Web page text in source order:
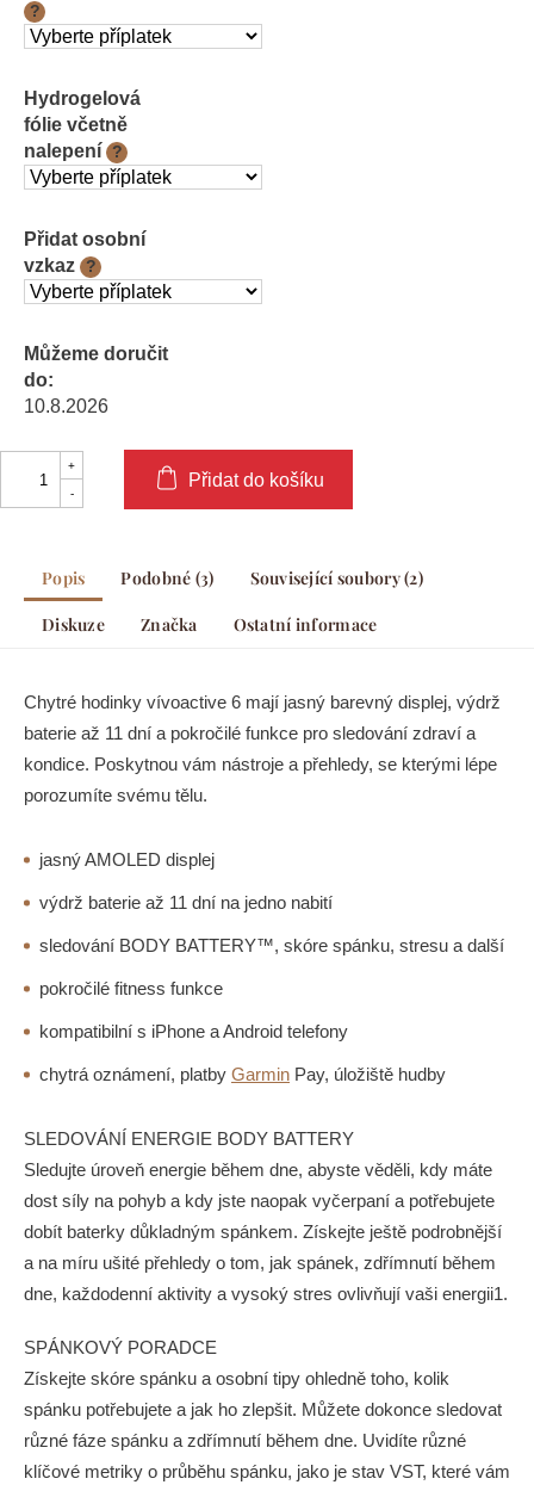
?
Hydrogelová
fólie včetně
nalepení
?
Přidat osobní
vzkaz
?
Můžeme doručit
do:
10.8.2026
Přidat do košíku
Popis Podobné (3) Související soubory (2)
Diskuze Značka Ostatní informace
Chytré hodinky vívoactive 6 mají jasný barevný displej, výdrž
baterie až 11 dní a pokročilé funkce pro sledování zdraví a
kondice. Poskytnou vám nástroje a přehledy, se kterými lépe
porozumíte svému tělu.
jasný AMOLED displej
výdrž baterie až 11 dní na jedno nabití
sledování BODY BATTERY™, skóre spánku, stresu a další
pokročilé fitness funkce
kompatibilní s iPhone a Android telefony
chytrá oznámení, platby Garmin Pay, úložiště hudby
SLEDOVÁNÍ ENERGIE BODY BATTERY
Sledujte úroveň energie během dne, abyste věděli, kdy máte
dost síly na pohyb a kdy jste naopak vyčerpaní a potřebujete
dobít baterky důkladným spánkem. Získejte ještě podrobnější
a na míru ušité přehledy o tom, jak spánek, zdřímnutí během
dne, každodenní aktivity a vysoký stres ovlivňují vaši energii1.
SPÁNKOVÝ PORADCE
Získejte skóre spánku a osobní tipy ohledně toho, kolik
spánku potřebujete a jak ho zlepšit. Můžete dokonce sledovat
různé fáze spánku a zdřímnutí během dne. Uvidíte různé
klíčové metriky o průběhu spánku, jako je stav VST, které vám